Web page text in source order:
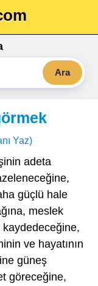
Ara
Yaz)
adeta
güçlü hale
meslek
kaydedeceğine,
ve hayatının
güneş
göreceğine,